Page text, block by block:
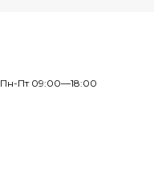
Пн-Пт 09:00—18:00